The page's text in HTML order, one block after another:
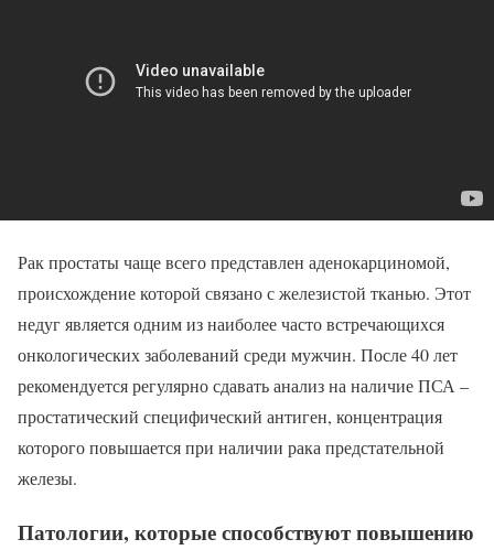
Рак простаты чаще всего представлен аденокарциномой,
происхождение которой связано с железистой тканью. Этот
недуг является одним из наиболее часто встречающихся
онкологических заболеваний среди мужчин. После 40 лет
рекомендуется регулярно сдавать анализ на наличие ПСА –
простатический специфический антиген, концентрация
которого повышается при наличии рака предстательной
железы.
Патологии, которые способствуют повышению